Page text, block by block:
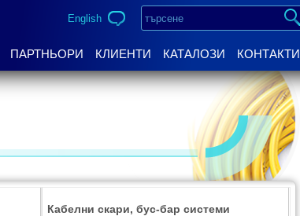
English
ПАРТНЬОРИ КЛИЕНТИ КАТАЛОЗИ КОНТАКТИ
Кабелни скари, бус-бар системи